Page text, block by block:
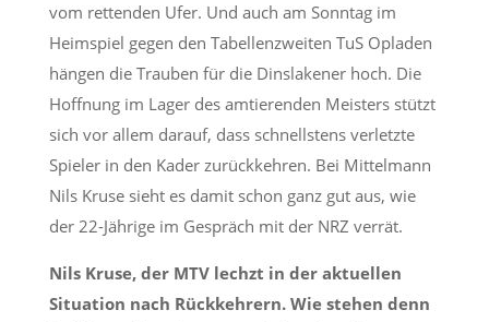
vom rettenden Ufer. Und auch am Sonntag im
Heimspiel gegen den Tabellenzweiten TuS Opladen
hängen die Trauben für die Dinslakener hoch. Die
Hoffnung im Lager des amtierenden Meisters stützt
sich vor allem darauf, dass schnellstens verletzte
Spieler in den Kader zurückkehren. Bei Mittelmann
Nils Kruse sieht es damit schon ganz gut aus, wie
der 22-Jährige im Gespräch mit der NRZ verrät.
Nils Kruse, der MTV lechzt in der aktuellen
Situation nach Rückkehrern. Wie stehen denn